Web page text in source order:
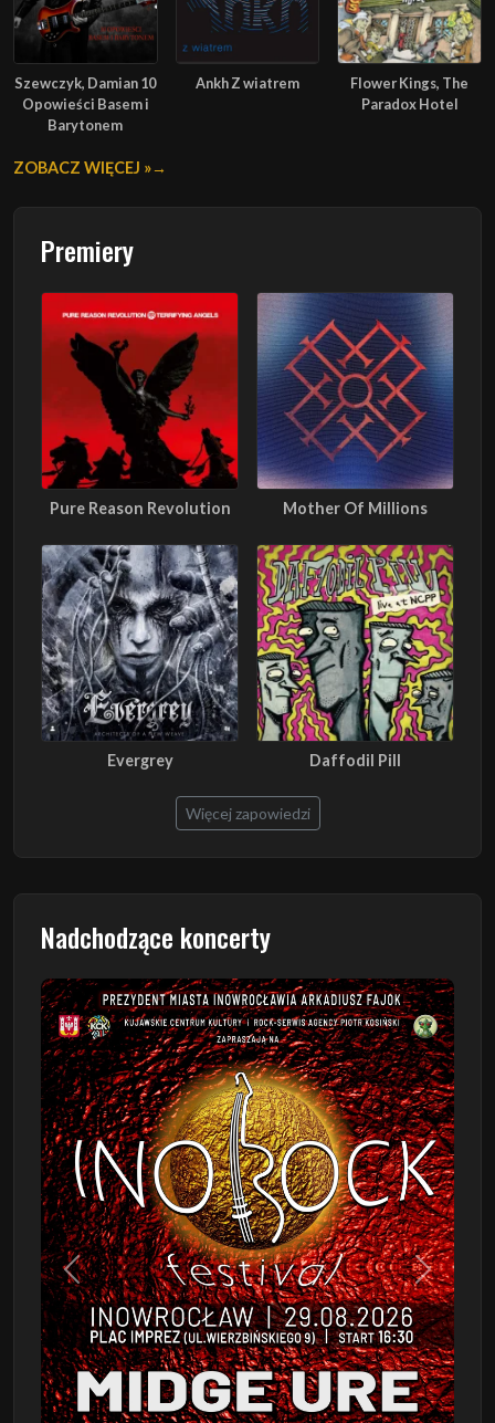
Szewczyk, Damian 10
Opowieści Basem i
Barytonem
Ankh Z wiatrem
Flower Kings, The
Paradox Hotel
ZOBACZ WIĘCEJ »
Premiery
Pure Reason Revolution Mother Of Millions
Evergrey Daffodil Pill
Więcej zapowiedzi
Nadchodzące koncerty
Poprzedni Następny